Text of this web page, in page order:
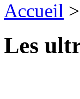
Accueil >
Les